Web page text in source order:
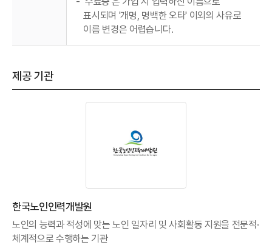
표시되며 '개명, 명백한 오타' 이외의 사유로
이름 변경은 어렵습니다.
제공 기관
한국노인인력개발원
노인의 능력과 적성에 맞는 노인 일자리 및 사회활동 지원을 전문적·
체계적으로 수행하는 기관